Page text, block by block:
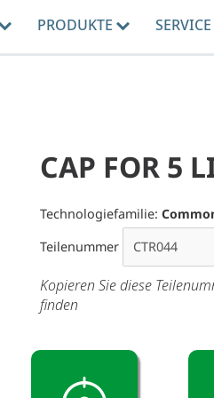
PRODUKTE SERVICE
CAP FOR 5
Technologiefamilie:
Teilenummer
Kopieren Sie diese
finden